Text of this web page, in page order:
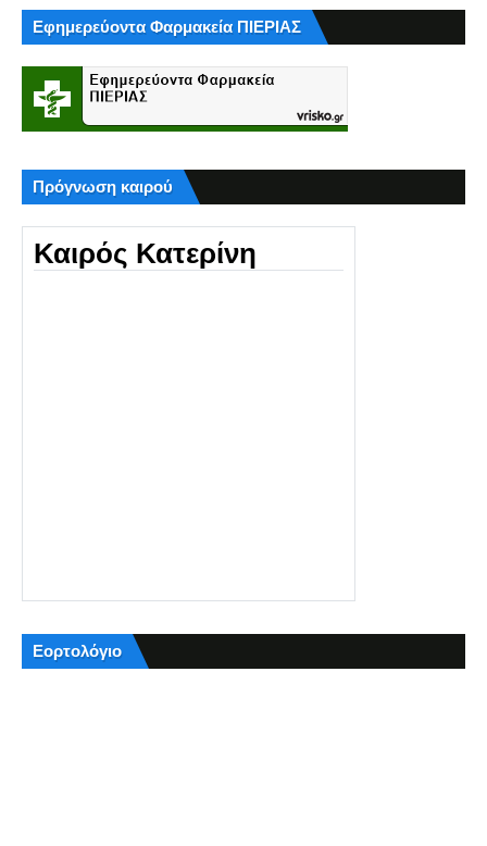
Εφημερεύοντα Φαρμακεία ΠΙΕΡΙΑΣ
Πρόγνωση καιρού
Καιρός Κατερίνη
Εορτολόγιο